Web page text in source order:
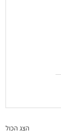
הצג הכול